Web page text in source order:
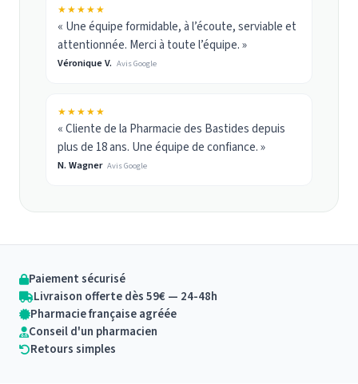
★★★★★
« Une équipe formidable, à l’écoute, serviable et
attentionnée. Merci à toute l’équipe. »
Véronique V. Avis Google
★★★★★
« Cliente de la Pharmacie des Bastides depuis
plus de 18 ans. Une équipe de confiance. »
N. Wagner Avis Google
Paiement sécurisé
Livraison offerte dès 59€ — 24-48h
Pharmacie française agréée
Conseil d'un pharmacien
Retours simples